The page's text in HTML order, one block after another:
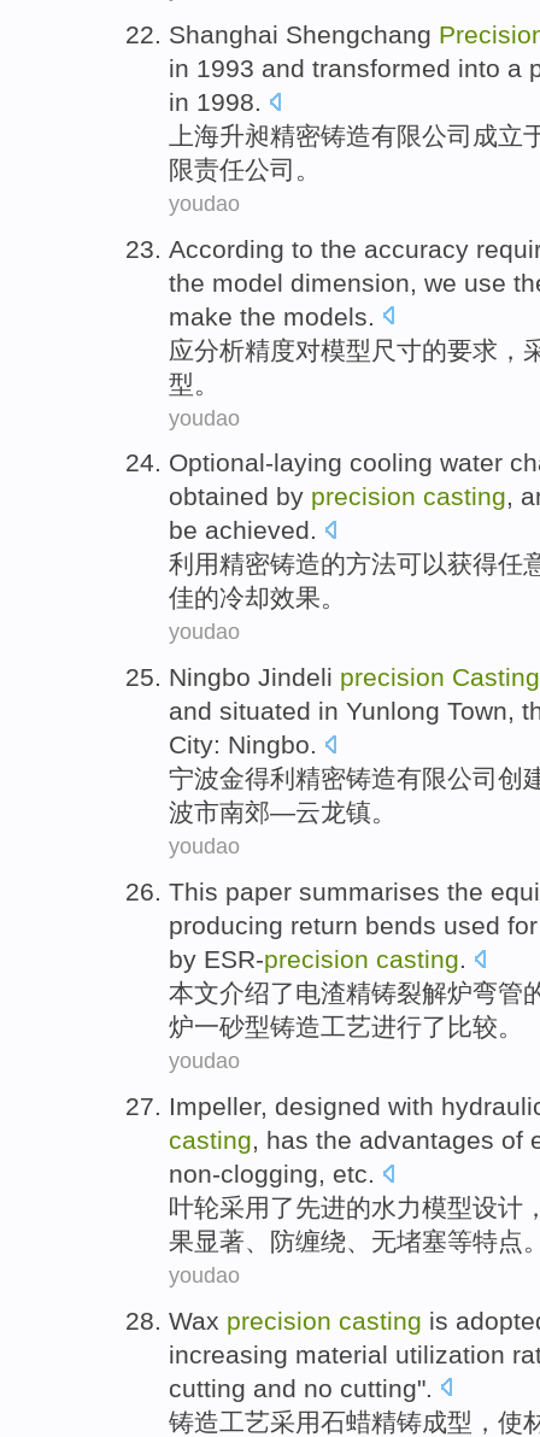
Shanghai Shengchang
in 1993 and transformed into a
in 1998.
上海升昶精密铸造有限公司 成立
限责任公司。
youdao
According to the accuracy
the model dimension we use
make the models
应分析精度对模型 尺寸的要求 ，
型 。
youdao
Optional-laying cooling water
obtained by precision casting,
be achieved.
利用精密铸造的方法可以获得任
佳的冷却效果。
youdao
Ningbo Jindeli precision Casting
and situated in Yunlong Town,
City: Ningbo.
宁波金得利 精密铸造有限公司 创
波市南郊—云龙镇。
youdao
This paper summarises the
producing return bends used
by ESR-precision casting.
本文介绍了电渣精铸裂解炉弯管
炉一砂型铸造工艺进行了比较。
youdao
Impeller, designed with
casting, has the advantages of
non-clogging, etc.
叶轮采用了先进的水力模型设计
果显著、防缠绕、无堵塞等特点
youdao
Wax precision casting is
increasing material utilization
cutting and no cutting".
铸造工艺采用石蜡精铸成型，使